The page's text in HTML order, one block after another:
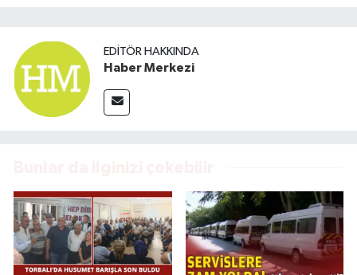
EDITÖR HAKKINDA
Haber Merkezi